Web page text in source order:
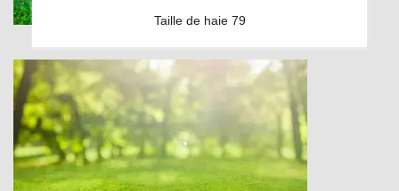
Taille de haie 79